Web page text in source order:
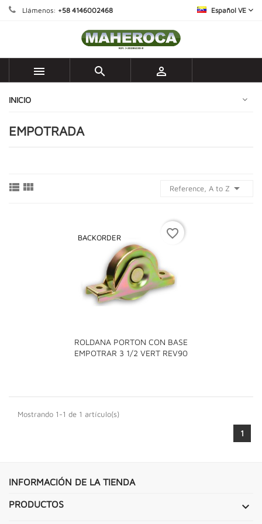
Llámenos: +58 4146002468 Español VE
  
INICIO
EMPOTRADA
  Reference, A to Z 
ROLDANA PORTON CON BASE
EMPOTRAR 3 1/2 VERT REV90
BACKORDER favorite_border
Mostrando 1-1 de 1 artículo(s)
1
INFORMACIÓN DE LA TIENDA
PRODUCTOS 